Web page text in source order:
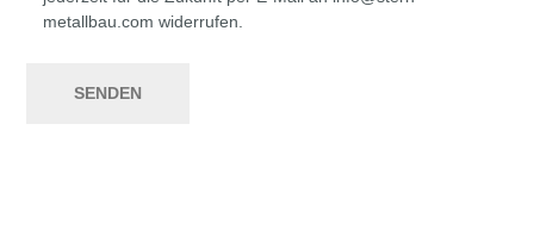
metallbau.com widerrufen.